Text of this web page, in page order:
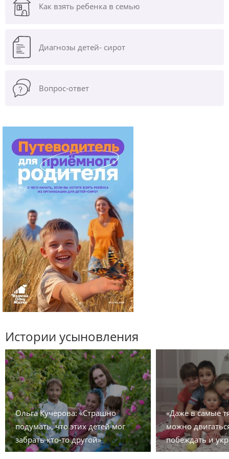
Как взять ребенка в семью
Диагнозы детей- сирот
Вопрос-ответ
Истории усыновления
Ольга Кучерова: «Страшно
подумать, что этих детей мог
забрать кто-то другой»
«Даже в самые
можно
побеждать и